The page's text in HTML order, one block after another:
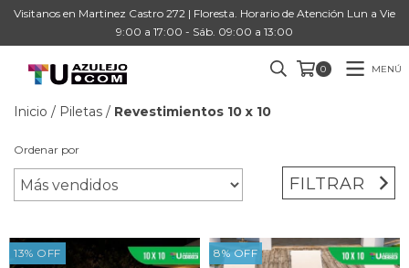
Visitanos en Martinez Castro 272 | Floresta. Horario de Atención Lun a Vie
9:00 a 17:00 - Sáb. 09:00 a 13:00
0 MENÚ
Inicio / Piletas / Revestimientos 10 x 10
Ordenar por
FILTRAR
13% OFF 8% OFF